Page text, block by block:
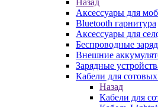
Назад
Аксессуары для
Bluetooth гарнитура
Аксессуары для
Беспроводные
Внешние
Зарядные
Кабели для
Назад
Кабели для